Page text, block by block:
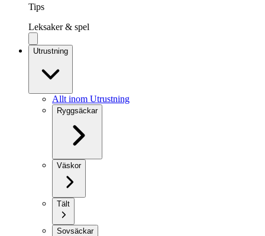
Tips
Leksaker & spel
Utrustning
Allt inom Utrustning
Ryggsäckar
Väskor
Tält
Sovsäckar